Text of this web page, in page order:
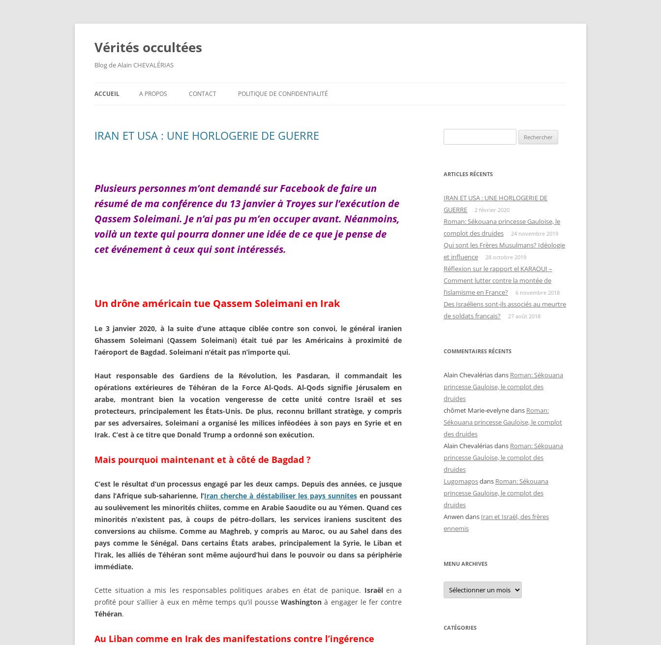
Aller
contenu
Vérités occultées
Blog de Alain CHEVALÉRIAS
ACCUEIL A PROPOS CONTACT POLITIQUE DE CONFIDENTIALITÉ
IRAN ET USA : UNE HORLOGERIE DE GUERRE
Plusieurs personnes m’ont demandé sur Facebook de faire un
résumé de ma conférence du 13 janvier à Troyes sur l’exécution de
Qassem Soleimani. Je n’ai pas pu m’en occuper avant. Néanmoins,
voilà un texte qui pourra donner une idée de ce que je pense de
cet événement à ceux qui sont intéressés.
Un drône américain tue Qassem Soleimani en Irak
Le 3 janvier 2020, à la suite d’une attaque ciblée contre son convoi, le général iranien
Ghassem Soleimani (Qassem Soleimani) était tué par les Américains à proximité de
l’aéroport de Bagdad. Soleimani n’était pas n’importe qui.
Haut responsable des Gardiens de la Révolution, les Pasdaran, il commandait les
opérations extérieures de Téhéran de la Force Al-Qods. Al-Qods signifie Jérusalem en
arabe, montrant bien la vocation vengeresse de cette unité contre Israël et ses
protecteurs, principalement les États-Unis. De plus, reconnu brillant stratège, y compris
par ses adversaires, Soleimani a organisé les milices inféodées à son pays en Syrie et en
Irak. C’est à ce titre que Donald Trump a ordonné son exécution.
Mais pourquoi maintenant et à côté de Bagdad ?
C’est le résultat d’un processus engagé par les deux camps. Depuis des années, ce jusque
dans l’Afrique sub-saharienne, l’Iran cherche à déstabiliser les pays sunnitesen poussant
au soulèvement les minorités chiites, comme en Arabie Saouditeou au Yémen. Quand ces
minorités n’existent pas, à coups de pétro-dollars, les services iraniens suscitent des
conversions au chiisme. Comme au Maghreb, y compris au Maroc, ou au Sahel dans des
pays comme le Sénégal. Dans certains États arabes, principalement la Syrie, le Liban et
l’Irak, les alliés de Téhéran sont même aujourd’hui dans le pouvoir ou dans sa périphérie
immédiate.
Cette situation a mis les responsables politiques arabes en état de panique. Israëlen a
profité pour s’allier à eux en même temps qu’il pousseWashingtonà engager le fer contre
Téhéran.
Au Liban comme en Irak des manifestations contre l’ingérence
ARTICLES RÉCENTS
IRAN ET USA : UNE HORLOGERIE DE
GUERRE
2 février 2020
Roman: Sékouana princesse Gauloise, le
complot des druides
24 novembre 2019
Qui sont les Frères Musulmans? Idéologie
et influence
28 octobre 2019
Réflexion sur le rapport el KARAOUI –
Comment lutter contre la montée de
l’islamisme en France?
6 novembre 2018
Des Israéliens sont-ils associés au meurtre
de soldats français?
27 août 2018
COMMENTAIRES RÉCENTS
Alain Chevalériasdans Roman: Sékouana
princesse Gauloise, le complot des
druides
chômet Marie-evelynedans Roman:
Sékouana princesse Gauloise, le complot
des druides
Alain Chevalériasdans Roman: Sékouana
princesse Gauloise, le complot des
druides
Lugomagosdans Roman: Sékouana
princesse Gauloise, le complot des
druides
Anwen dans Iran et Israël, des frères
ennemis
MENU ARCHIVES
Menu
archives
CATÉGORIES